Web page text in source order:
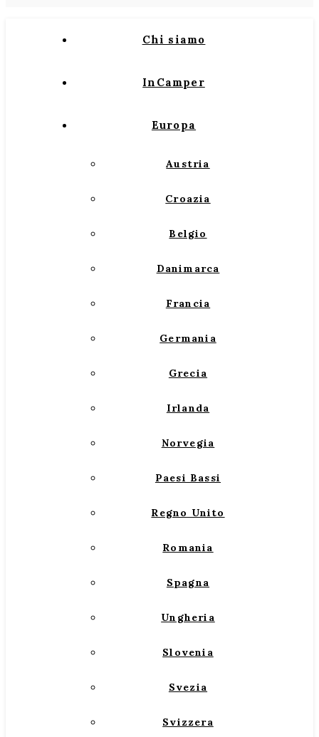
Chi siamo
InCamper
Europa
Austria
Croazia
Belgio
Danimarca
Francia
Germania
Grecia
Irlanda
Norvegia
Paesi Bassi
Regno Unito
Romania
Spagna
Ungheria
Slovenia
Svezia
Svizzera